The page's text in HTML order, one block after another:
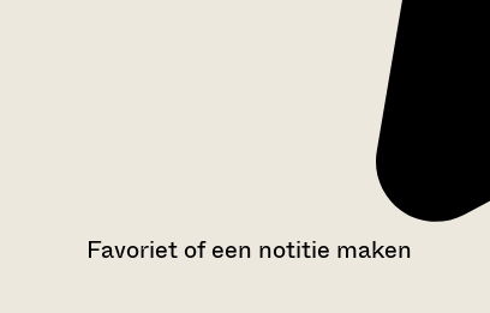
Favoriet of een notitie maken